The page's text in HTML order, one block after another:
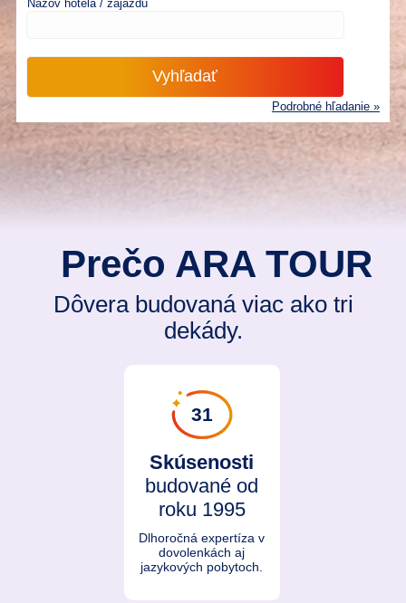
Názov hotela / zájazdu
Podrobné hľadanie »
Prečo ARA TOUR
Dôvera budovaná viac ako tri
dekády.
31
Skúsenosti
budované od
roku 1995
Dlhoročná expertíza v
dovolenkách aj
jazykových pobytoch.